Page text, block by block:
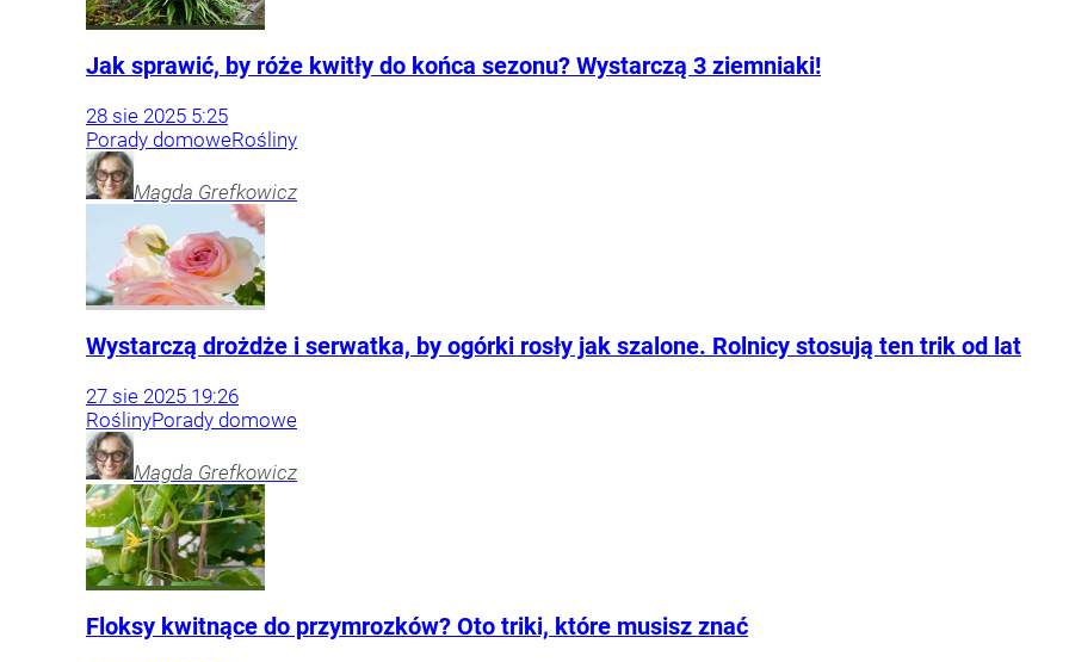
Jak sprawić, by róże kwitły do końca sezonu? Wystarczą 3 ziemniaki!
28 sie 2025 5:25
Porady domoweRośliny
Magda Grefkowicz
Wystarczą drożdże i serwatka, by ogórki rosły jak szalone. Rolnicy stosują ten trik od lat
27 sie 2025 19:26
RoślinyPorady domowe
Magda Grefkowicz
Floksy kwitnące do przymrozków? Oto triki, które musisz znać